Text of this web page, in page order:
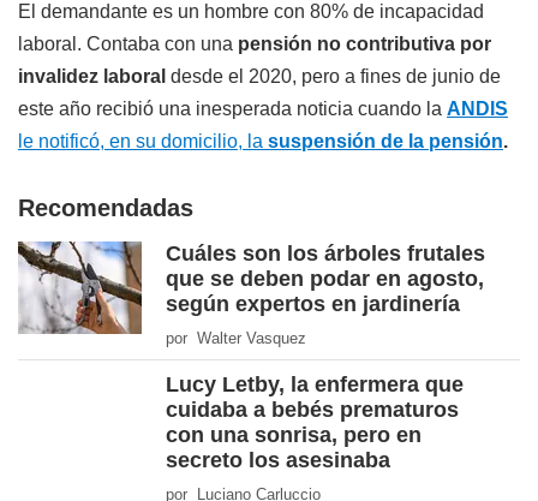
El demandante es un hombre con 80% de incapacidad
laboral. Contaba con una pensión no contributiva por
invalidez laboral desde el 2020, pero a fines de junio de
este año recibió una inesperada noticia cuando la ANDIS
le notificó, en su domicilio, la suspensión de la pensión.
Recomendadas
Cuáles son los árboles frutales
que se deben podar en agosto,
según expertos en jardinería
por Walter Vasquez
Lucy Letby, la enfermera que
cuidaba a bebés prematuros
con una sonrisa, pero en
secreto los asesinaba
por Luciano Carluccio